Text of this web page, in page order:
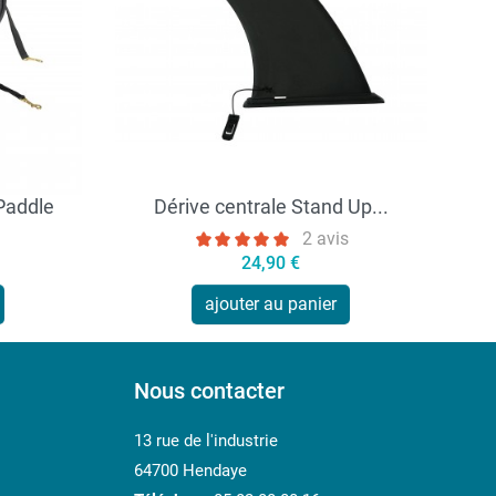
Dérive centrale Stand Up...
2 avis
Prix
24,90 €
ajouter au panier
Nous contacter
13 rue de l'industrie
64700 Hendaye